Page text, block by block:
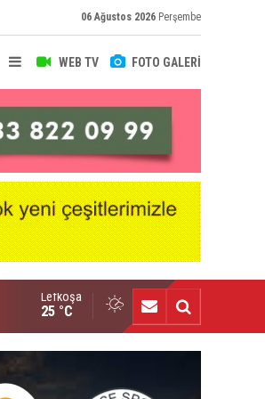
06 Ağustos 2026 Perşembe
WEB TV FOTO GALERİ
Kurul yapıldı
Lefkoşa
25 °C